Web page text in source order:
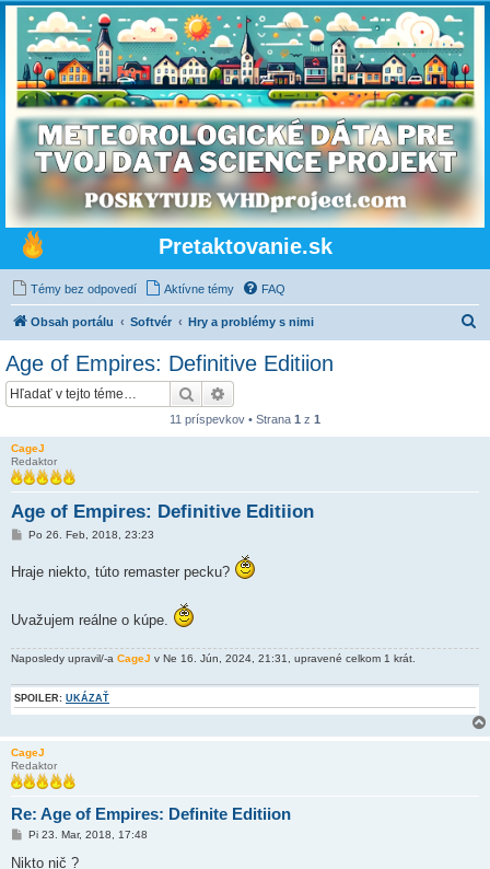
Pretaktovanie.sk
Témy bez odpovedí Aktívne témy FAQ
Obsah portálu Softvér Hry a problémy s nimi
Age of Empires: Definitive Editiion
Hľadať
11 príspevkov • Strana 1 z 1
CageJ
Redaktor
Age of Empires: Definitive Editiion
P
s
o
Po 26. Feb, 2018, 23:23
Hraje niekto, túto remaster pecku?
Uvažujem reálne o kúpe.
Naposledy upravil/-a CageJ v Ne 16. Jún, 2024, 21:31, upravené celkom 1 krát.
SPOILER: UKÁZAŤ
CageJ
Redaktor
Re: Age of Empires: Definite Editiion
P
í
Pi 23. Mar, 2018, 17:48
Nikto nič ?